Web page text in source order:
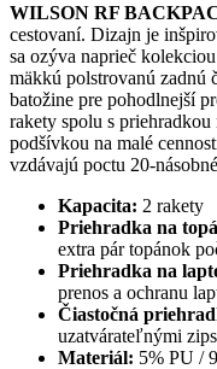
WILSON RF
cestovaní. Dizajn je
sa ozýva naprieč
mäkkú polstrovanú zadnú
batožine pre pohodlnejší
rakety spolu s
podšívkou na malé
vzdávajú poctu 20-
Kapacita: 2 rakety
Priehradka na
extra pár topánok
Priehradka na
prenos a ochranu
Čiastočná
uzatvárateľnými
Materiál: 5% PU /